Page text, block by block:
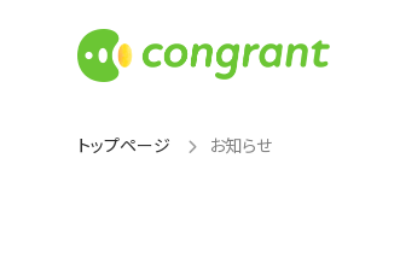
トップページ お知らせ